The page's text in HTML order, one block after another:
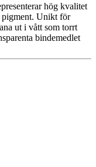
hög kvalitet
pigment. Unikt för
ut i vått som torrt
bindemedlet